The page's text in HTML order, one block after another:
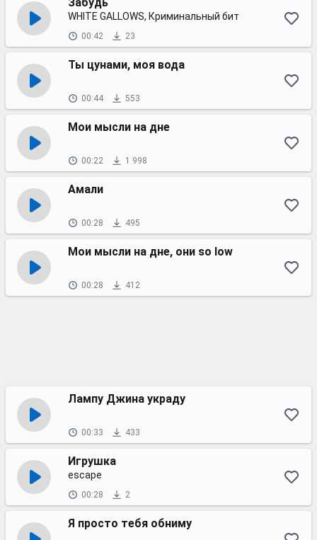
WHITE GALLOWS, Криминальный бит
00:42 23
Ты цунами, моя вода
00:44 553
Мои мысли на дне
00:22 1 998
Амали
00:28 495
Мои мысли на дне, они so low
00:28 412
Лампу Джина украду
00:33 433
Игрушка
escape
00:28 2
Я просто тебя обниму